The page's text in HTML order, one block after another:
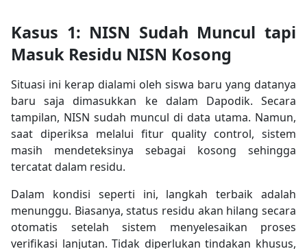
Kasus 1: NISN Sudah Muncul tapi
Masuk Residu NISN Kosong
Situasi ini kerap dialami oleh siswa baru yang datanya
baru saja dimasukkan ke dalam Dapodik. Secara
tampilan, NISN sudah muncul di data utama. Namun,
saat diperiksa melalui fitur quality control, sistem
masih mendeteksinya sebagai kosong sehingga
tercatat dalam residu.
Dalam kondisi seperti ini, langkah terbaik adalah
menunggu. Biasanya, status residu akan hilang secara
otomatis setelah sistem menyelesaikan proses
verifikasi lanjutan. Tidak diperlukan tindakan khusus,